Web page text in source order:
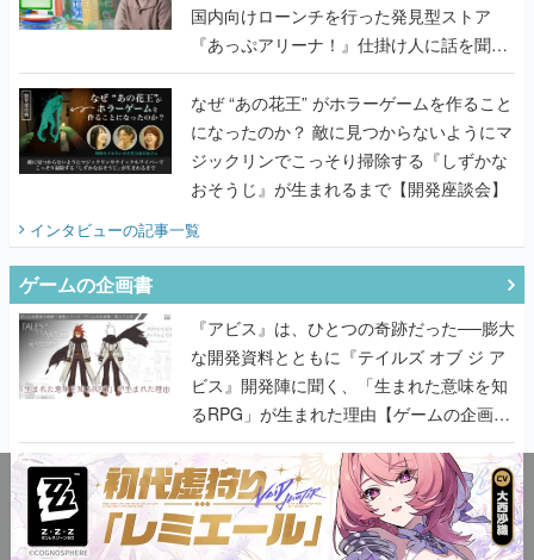
国内向けローンチを行った発見型ストア
『あっぷアリーナ！』仕掛け人に話を聞い
てみた
なぜ “あの花王” がホラーゲームを作ること
になったのか？ 敵に見つからないようにマ
ジックリンでこっそり掃除する『しずかな
おそうじ』が生まれるまで【開発座談会】
インタビューの記事一覧
ゲームの企画書
『アビス』は、ひとつの奇跡だった──膨大
な開発資料とともに『テイルズ オブ ジ ア
ビス』開発陣に聞く、「生まれた意味を知
るRPG」が生まれた理由【ゲームの企画
書】
なにが、人を「ロマンシング」させるの
か？『ロマサガ2』当時の企画書とキャラ
設定画から迫る、河津秋敏がRPGに生み出